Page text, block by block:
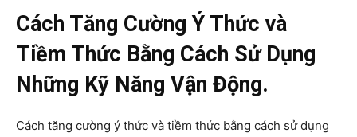
Cách Tăng Cường Ý Thức và
Tiềm Thức Bằng Cách Sử Dụng
Những Kỹ Năng Vận Động.
Cách tăng cường ý thức và tiềm thức bằng cách sử dụng